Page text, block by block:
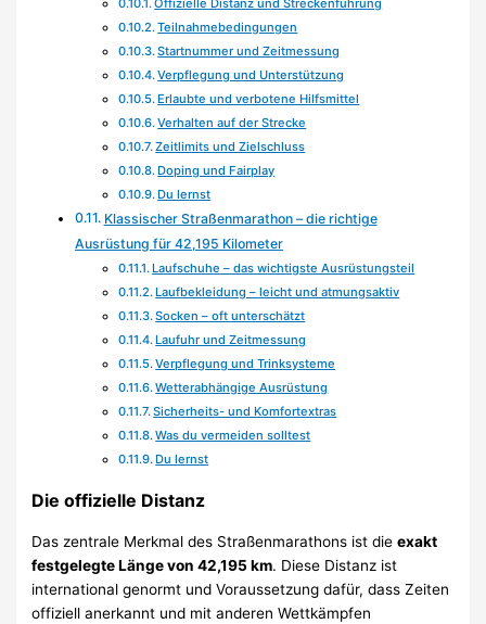
Offizielle Distanz und Streckenführung
Teilnahmebedingungen
Startnummer und Zeitmessung
Verpflegung und Unterstützung
Erlaubte und verbotene Hilfsmittel
Verhalten auf der Strecke
Zeitlimits und Zielschluss
Doping und Fairplay
Du lernst
Klassischer Straßenmarathon – die richtige
Ausrüstung für 42,195 Kilometer
Laufschuhe – das wichtigste Ausrüstungsteil
Laufbekleidung – leicht und atmungsaktiv
Socken – oft unterschätzt
Laufuhr und Zeitmessung
Verpflegung und Trinksysteme
Wetterabhängige Ausrüstung
Sicherheits- und Komfortextras
Was du vermeiden solltest
Du lernst
Die offizielle Distanz
Das zentrale Merkmal des Straßenmarathons ist dieexakt
festgelegte Länge von 42,195 km. Diese Distanz ist
international genormt und Voraussetzung dafür, dass Zeiten
offiziell anerkannt und mit anderen Wettkämpfen